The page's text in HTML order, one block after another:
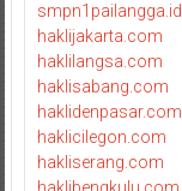
smpn1pailangga.id
haklijakarta.com
haklilangsa.com
haklisabang.com
haklidenpasar.com
haklicilegon.com
hakliserang.com